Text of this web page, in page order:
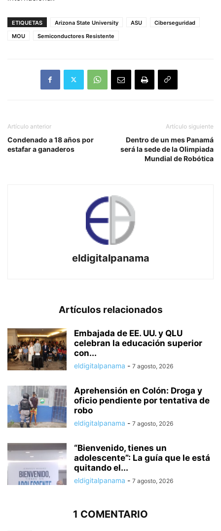
ETIQUETAS Arizona State University ASU
Ciberseguridad
MOU
Semiconductores Resistente
Artículo anterior
Condenado a 18 años por
estafar a ganaderos
Artículo siguiente
Dentro de un mes Panamá
será la sede de la Olimpiada
Mundial de Robótica
eldigitalpanama
Artículos relacionados
Embajada de EE. UU. y QLU
celebran la educación superior
con...
eldigitalpanama - 7 agosto, 2026
Aprehensión en Colón: Droga y
oficio pendiente por tentativa de
robo
eldigitalpanama - 7 agosto, 2026
“Bienvenido, tienes un
adolescente”: La guía que le está
quitando el...
eldigitalpanama - 7 agosto, 2026
1 COMENTARIO